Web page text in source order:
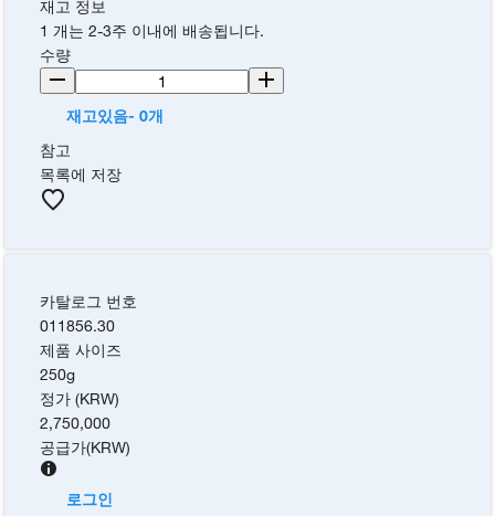
재고 정보
1 개는 2-3주 이내에 배송됩니다.
수량
재고있음- 0개
참고
목록에 저장
카탈로그 번호
011856.30
제품 사이즈
250g
정가 (KRW)
2,750,000
공급가(KRW)
로그인